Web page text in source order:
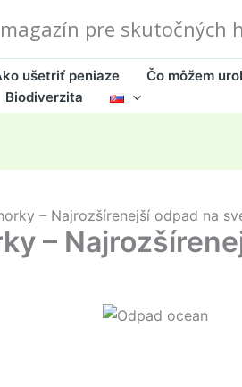
pre skutočných
ušetriť peniaze Čo môžem
Biodiverzita
– Najrozšírenejší odpad na
–